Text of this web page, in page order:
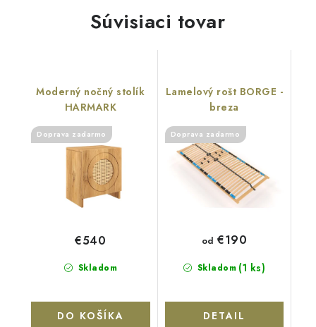
Súvisiaci tovar
Moderný nočný stolík
HARMARK
Doprava zadarmo
Skladom
€540
DO KOŠÍKA
Lamelový rošt BORGE -
breza
Doprava zadarmo
Skladom (1 ks)
od €190
DETAIL